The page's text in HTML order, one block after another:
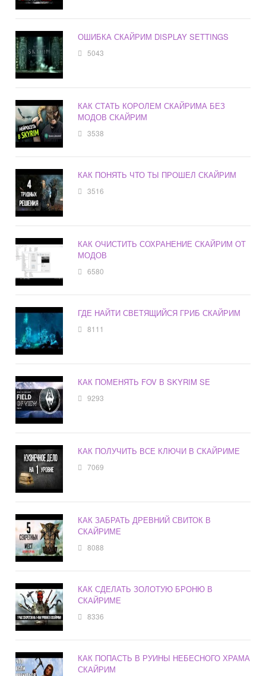
ОШИБКА СКАЙРИМ DISPLAY SETTINGS
5043
КАК СТАТЬ КОРОЛЕМ СКАЙРИМА БЕЗ
МОДОВ СКАЙРИМ
3538
КАК ПОНЯТЬ ЧТО ТЫ ПРОШЕЛ СКАЙРИМ
3516
КАК ОЧИСТИТЬ СОХРАНЕНИЕ СКАЙРИМ ОТ
МОДОВ
6580
ГДЕ НАЙТИ СВЕТЯЩИЙСЯ ГРИБ СКАЙРИМ
8111
КАК ПОМЕНЯТЬ FOV В SKYRIM SE
9293
КАК ПОЛУЧИТЬ ВСЕ КЛЮЧИ В СКАЙРИМЕ
7069
КАК ЗАБРАТЬ ДРЕВНИЙ СВИТОК В
СКАЙРИМЕ
8088
КАК СДЕЛАТЬ ЗОЛОТУЮ БРОНЮ В
СКАЙРИМЕ
8336
КАК ПОПАСТЬ В РУИНЫ НЕБЕСНОГО ХРАМА
СКАЙРИМ